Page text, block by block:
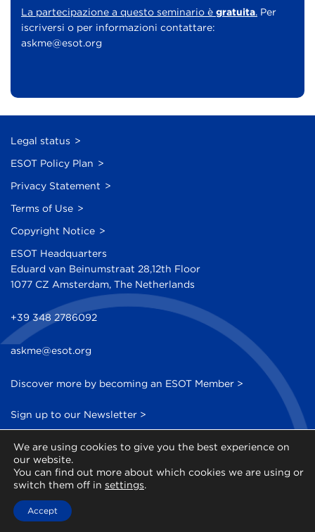
La partecipazione a questo seminario è gratuita. Per
iscriversi o per informazioni contattare:
askme@esot.org
Legal status
ESOT Policy Plan
Privacy Statement
Terms of Use
Copyright Notice
ESOT Headquarters
Eduard van Beinumstraat 28,12th Floor
1077 CZ Amsterdam, The Netherlands
+39 348 2786092
askme@esot.org
Discover more by becoming an ESOT Member >
Sign up to our Newsletter >
© 2014 - 2026 ESOT - All Rights Reserved
We are using cookies to give you the best experience on
our website.
You can find out more about which cookies we are using or
switch them off in settings.
Accept